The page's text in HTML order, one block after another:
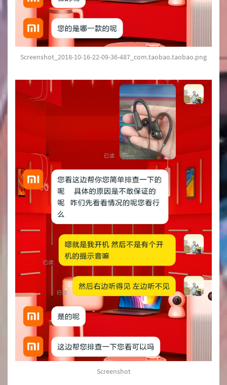
Screenshot_2018-10-16-22-09-36-487_com.taobao.taobao.png
Screenshot